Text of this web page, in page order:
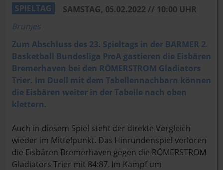
SPIELTAG
SAMSTAG, 05.02.2022 // 10:00 UHR
Brünjes
Zum Abschluss des 23. Spieltags in der BARMER 2.
Basketball Bundesliga ProA gastieren die Eisbären
Bremerhaven bei den RÖMERSTROM Gladiators
Trier. Im Duell mit dem Tabellennachbarn können
die Eisbären weiter in der Tabelle nach oben
klettern.
Auch in diesem Spiel steht der direkte Vergleich
wieder im Mittelpunkt. Das Hinrundenspiel verloren
die Eisbären Bremerhaven gegen die RÖMERSTROM
Gladiators Trier mit 84:87. Im Kampf um